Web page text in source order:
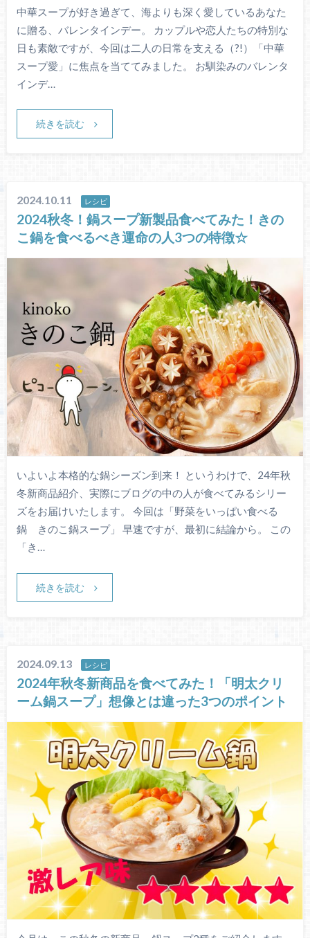
中華スープが好き過ぎて、海よりも深く愛しているあなた
に贈る、バレンタインデー。 カップルや恋人たちの特別な
日も素敵ですが、今回は二人の日常を支える（?!）「中華
スープ愛」に焦点を当ててみました。 お馴染みのバレンタ
インデ…
続きを読む
2024.10.11 レシピ
2024秋冬！鍋スープ新製品食べてみた！きの
こ鍋を食べるべき運命の人3つの特徴☆
いよいよ本格的な鍋シーズン到来！ というわけで、24年秋
冬新商品紹介、実際にブログの中の人が食べてみるシリー
ズをお届けいたします。 今回は「野菜をいっぱい食べる
鍋 きのこ鍋スープ」 早速ですが、最初に結論から。 この
「き…
続きを読む
2024.09.13 レシピ
2024年秋冬新商品を食べてみた！「明太クリ
ーム鍋スープ」想像とは違った3つのポイント